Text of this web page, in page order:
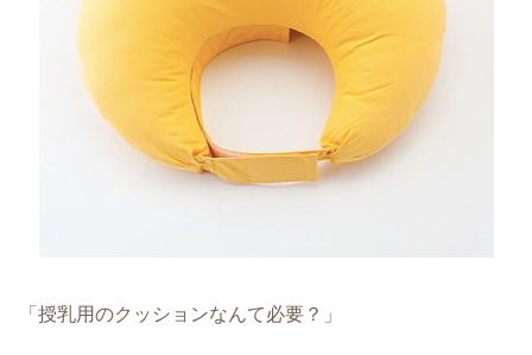
「授乳用のクッションなんて必要？ 」